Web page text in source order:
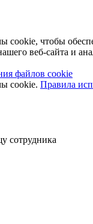
cookie, чтобы
веб-сайта и
файлов cookie
cookie. Правила
сотрудника